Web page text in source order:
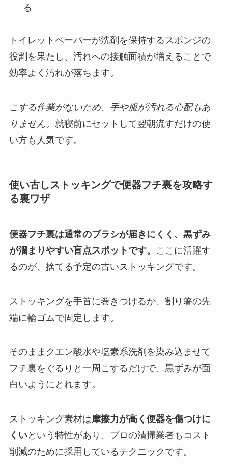
る
トイレットペーパーが洗剤を保持するスポンジの
役割を果たし、汚れへの接触面積が増えることで
効率よく汚れが落ちます。
こする作業がないため、手や服が汚れる心配もあ
りません。 就寝前にセットして翌朝流すだけの使
い方も人気です。
使い古しストッキングで便器フチ裏を攻略す
る裏ワザ
便器フチ裏は通常のブラシが届きにくく、黒ずみ
が溜まりやすい盲点スポットです。
ここに活躍す
るのが、捨てる予定の古いストッキングです。
ストッキングを手首に巻きつけるか、割り箸の先
端に輪ゴムで固定します。
そのままクエン酸水や塩素系洗剤を染み込ませて
フチ裏をぐるりと一周こするだけで、黒ずみが面
白いようにとれます。
ストッキング素材は摩擦力が高く便器を傷つけに
くいという特性があり、プロの清掃業者もコスト
削減のために採用しているテクニックです。